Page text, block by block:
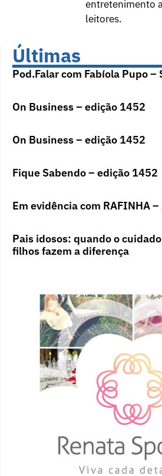
entretenimento
leitores.
Últimas
Pod.Falar com Fabíola Pupo –
On Business – edição 1452
On Business – edição 1452
Fique Sabendo – edição 1452
Em evidência com RAFINHA
Pais idosos: quando o
filhos fazem a diferença